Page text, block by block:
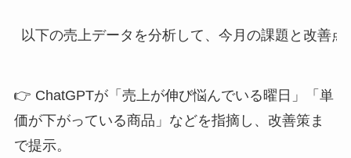
以下の売上データを分析して、今月の課題と改善
👉 ChatGPTが「売上が伸び悩んでいる曜日」「単
価が下がっている商品」などを指摘し、改善策ま
で提示。